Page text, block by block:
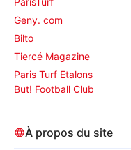
Geny. com
Bilto
Tiercé Magazine
Paris Turf Etalons
But! Football Club
À propos du site